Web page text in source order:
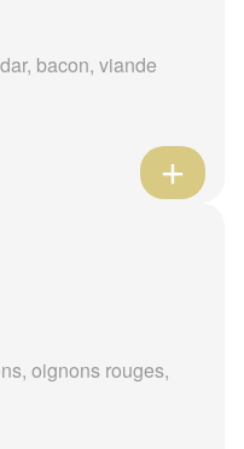
bacon, viande
oignons rouges,